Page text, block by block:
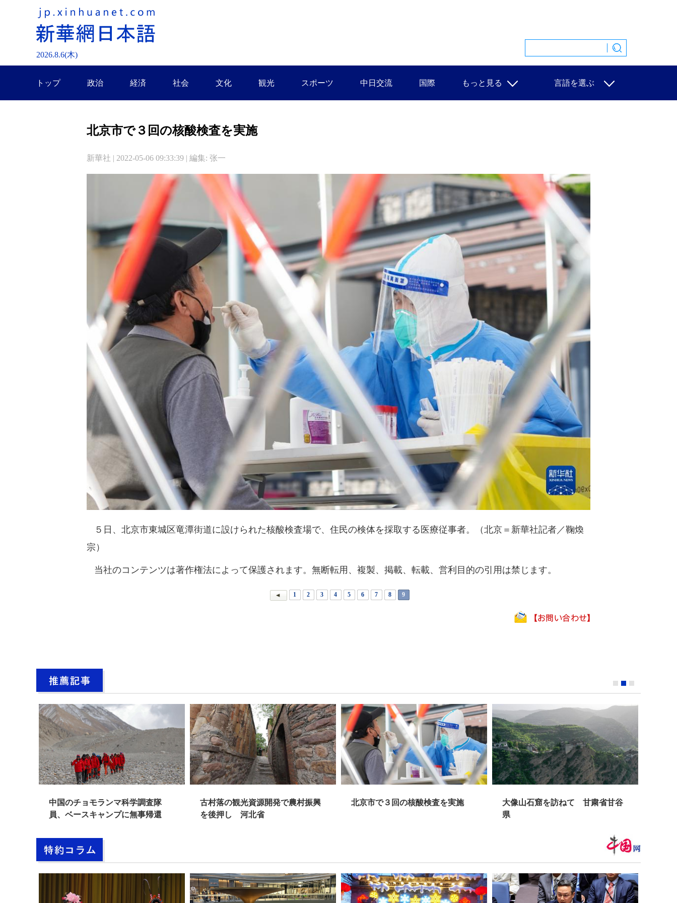
2026.8.6(木)
トップ 政治 経済 社会 文化 観光 スポーツ 中日交流 国際 もっと見る 言語を選ぶ
عربى
日本語
한국어
Deutsch
Português
北京市で３回の核酸検査を実施
新華社 | 2022-05-06 09:33:39 | 編集: 张一
５日、北京市東城区竜潭街道に設けられた核酸検査場で、住民の検体を採取する医療従事者。（北京＝新華社記者／鞠煥
宗）
当社のコンテンツは著作権法によって保護されます。無断転用、複製、掲載、転載、営利目的の引用は禁じます。
1 2 3 4 5 6 7 8 9
中国のチョモランマ科学調査隊
員、ベースキャンプに無事帰還
古村落の観光資源開発で農村振興
を後押し 河北省
北京市で３回の核酸検査を実施
大像山石窟を訪ねて 甘粛省甘谷